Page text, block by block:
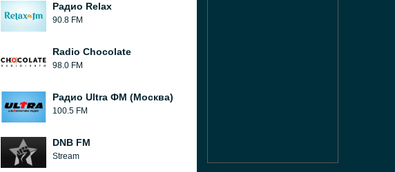
Радио Relax
90.8 FM
Radio Chocolate
98.0 FM
Радио Ultra ФМ (Москва)
100.5 FM
DNB FM
Stream